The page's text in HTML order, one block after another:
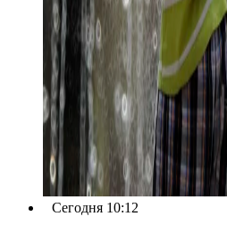
Сегодня 10:12